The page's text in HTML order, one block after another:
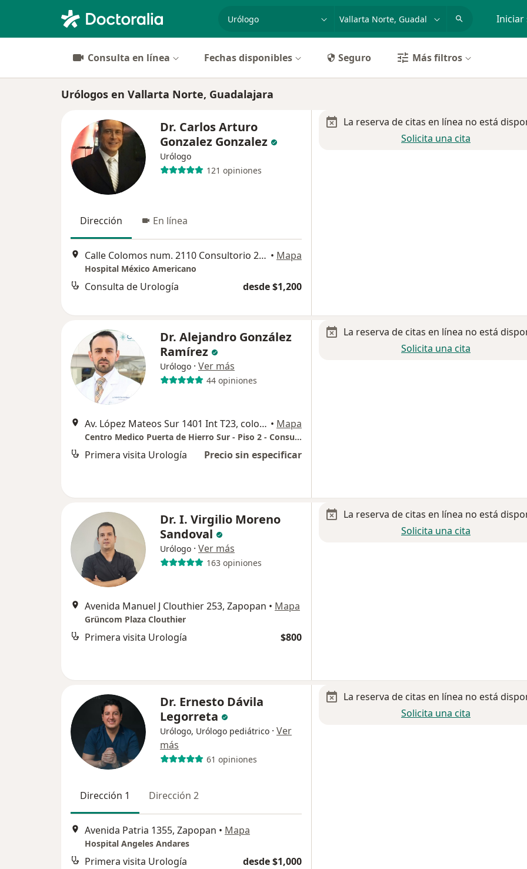
especialidad, enfermedad o nombre Iniciar
Consulta en línea Fechas disponibles Seguro Más filtros
Urólogos en Vallarta Norte, Guadalajara
Dr. Carlos Arturo
Gonzalez Gonzalez
Urólogo
121 opiniones
Dirección En línea
Calle Colomos num. 2110 Consultorio 225, Guadalajara • Mapa
Hospital México Americano
Consulta de Urología desde $1,200
La reserva de citas en línea no está
Solicita una cita
Dr. Alejandro González
Ramírez
Urólogo · Ver más
44 opiniones
Av. López Mateos Sur 1401 Int T23, colonia Las Amapas, Guadalajara • Mapa
Centro Medico Puerta de Hierro Sur - Piso 2 - Consultorio 23
Primera visita Urología Precio sin especificar
La reserva de citas en línea no está
Solicita una cita
Dr. I. Virgilio Moreno
Sandoval
Urólogo · Ver más
163 opiniones
Avenida Manuel J Clouthier 253, Zapopan • Mapa
Grüncom Plaza Clouthier
Primera visita Urología $800
La reserva de citas en línea no está
Solicita una cita
Dr. Ernesto Dávila
Legorreta
Urólogo, Urólogo pediátrico · Ver
más
61 opiniones
Dirección 1 Dirección 2
Avenida Patria 1355, Zapopan • Mapa
Hospital Angeles Andares
Primera visita Urología desde $1,000
La reserva de citas en línea no está
Solicita una cita